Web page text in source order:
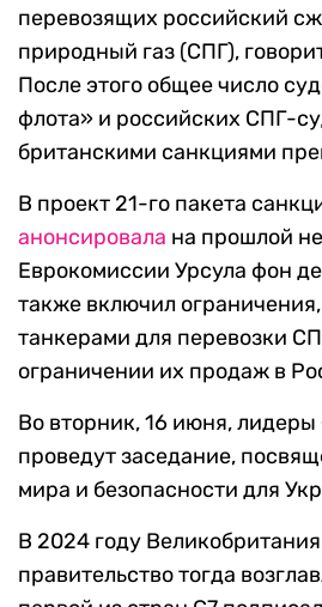
перевозящих российский
природный газ (СПГ),
После этого общее число
флота» и российских СПГ-
британскими санкциями
В проект 21-го пакета
анонсировала на прошлой
Еврокомиссии Урсула фон
также включил
танкерами для перевозки
ограничении их продаж в
Во вторник, 16 июня,
проведут заседание,
мира и безопасности для
В 2024 году
правительство тогда